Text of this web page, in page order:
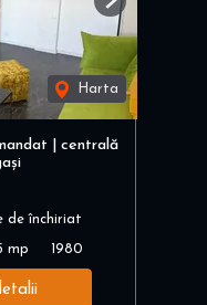
Harta
Next
| centrală
de închiriat
mp 1980